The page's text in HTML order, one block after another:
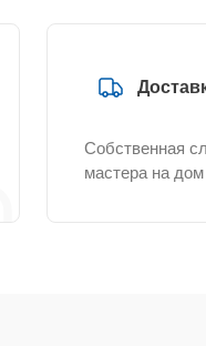
Собственная
мастера на